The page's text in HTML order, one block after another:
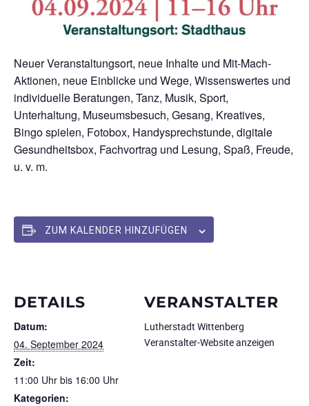
Neuer Veranstaltungsort, neue Inhalte und Mit-Mach-
Aktionen, neue Einblicke und Wege, Wissenswertes und
individuelle Beratungen, Tanz, Musik, Sport,
Unterhaltung, Museumsbesuch, Gesang, Kreatives,
Bingo spielen, Fotobox, Handysprechstunde, digitale
Gesundheitsbox, Fachvortrag und Lesung, Spaß, Freude,
u. v. m.
ZUM KALENDER HINZUFÜGEN
DETAILS
Datum:
04. September 2024
Zeit:
11:00 Uhr bis 16:00 Uhr
Kategorien:
VERANSTALTER
Lutherstadt Wittenberg
Veranstalter-Website anzeigen